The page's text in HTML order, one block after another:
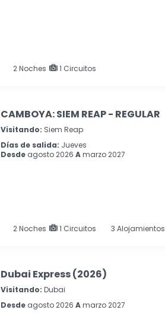
2Noches 1 Circuitos
CAMBOYA: SIEM REAP - REGULAR
Visitando: Siem Reap
Días de salida: Jueves
Desde agosto 2026 Amarzo 2027
2Noches 1 Circuitos 3 Alojamientos
Dubai Express (2026)
Visitando: Dubai
Desde agosto 2026 Amarzo 2027